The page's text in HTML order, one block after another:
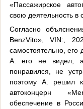
«Пассажирское
свою деятельность в
Согласно
BenzVito», VIN:,
самостоятельно,
А. его не видел, а
понравился, не
поэтому А. решил
автоконцерн
обеспечение в